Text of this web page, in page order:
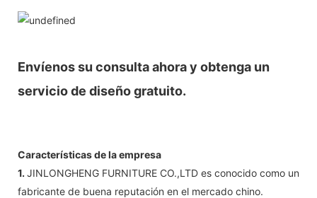
Envíenos su consulta ahora y obtenga un
servicio de diseño gratuito.
Características de la empresa
1. JINLONGHENG FURNITURE CO.,LTD es conocido como un
fabricante de buena reputación en el mercado chino.